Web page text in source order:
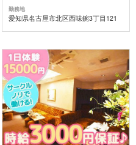
勤務地
愛知県名古屋市北区西味鋺3丁目121